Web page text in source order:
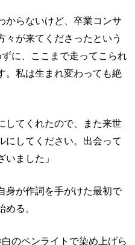
からないけど、卒業コンサ
々が来てくださったという
に、ここまで走ってこられ
。私は生まれ変わっても絶
してくれたので、また来世
にしてください。出会って
ました」
身が作詞を手がけた最初で
る。
のペンライトで染め上げら